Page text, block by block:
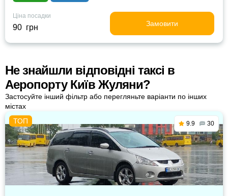
Ціна посадки
90 грн Замовити
Не знайшли відповідні таксі в
Аеропорту Київ Жуляни?
Застосуйте інший фільтр або перегляньте варіанти по інших
містах
9.9 30